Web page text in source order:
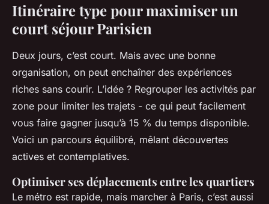
Itinéraire type pour maximiser un
court séjour Parisien
Deux jours, c’est court. Mais avec une bonne
organisation, on peut enchaîner des expériences
riches sans courir. L’idée ? Regrouper les activités par
zone pour limiter les trajets - ce qui peut facilement
vous faire gagner jusqu’à 15 % du temps disponible.
Voici un parcours équilibré, mêlant découvertes
actives et contemplatives.
Optimiser ses déplacements entre les quartiers
Le métro est rapide, mais marcher à Paris, c’est aussi